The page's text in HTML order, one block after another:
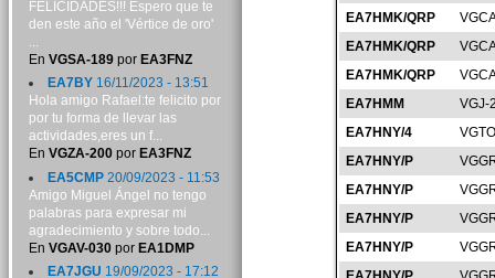
EA7HMK/QRP
EA7HMK/QRP
EA7HMK/QRP
EA7HMM
VGJ-
EA7HNY/4
EA7HNY/P
EA7HNY/P
EA7HNY/P
EA7HNY/P
FELICIDADES!!! Espero que te
den este año el 'Vértice de oro'
...
En VGSA-189por EA3FNZ
EA7BY16/11/2023 - 13:51
Hola amigo Rafael:te felicito por
por tu forma de llevar las
actividades,eres un f...
En VGZA-200por EA3FNZ
EA5CMP20/09/2023 - 11:53
Amigo Miguel Ángel no tengo
palabras para expresar mi
agradecimiento y sobre todo...
En VGAV-030por EA1DMP
EA7JGU 19/09/2023 - 17:12